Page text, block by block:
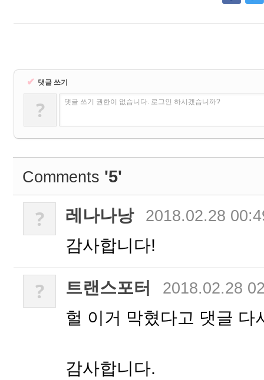
✔ 댓글 쓰기
? 댓글 쓰기 권한이 없습니다. 로그인 하시겠습니까?
Comments '5'
? 레나나낭 2018.02.28
감사합니다!
? 트랜스포터 2018.02.28
헐 이거 막혔다고 댓글 다
감사합니다.